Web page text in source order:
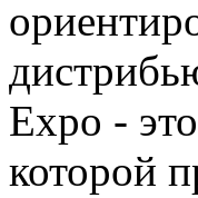
Expo -
которой